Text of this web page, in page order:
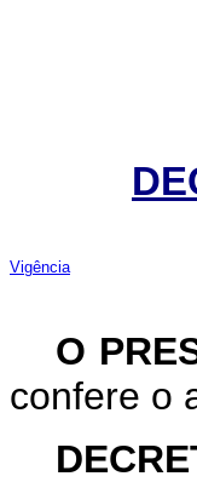
Vigência
O
confere o